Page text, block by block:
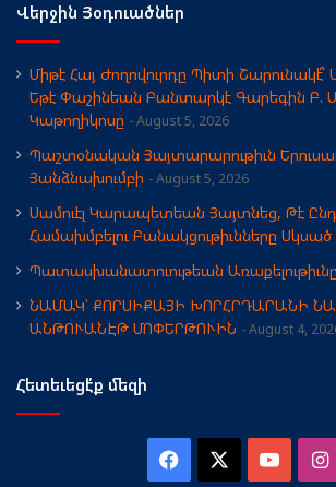
Վերջին Յօդուածներ
Միթէ Հայ Ժողովուրդը Պիտի Շարունակէ՞
Եթէ Փաշինեան Բանտարկէ Գարեգին Բ.
Կաթողիկոսը
August 5, 2026
Պաշտօնական Յայտարարութիւն
Յանձնախումբի
August 5, 2026
Սամուէլ Կարապետեան Յայտնեց, Թէ
Համախմբելու Բանակցութիւնները Սկսած
Պատասխանատուութեան Առաքելութիւնը
ՆԱՄԱԿ՝ ՔՈՐՍԻՔԱՅԻ ԽՈՐՀՐԴԱՐԱՆԻ
ԱՆԹՈՒԱՆԷԹ ՄՈՓԵՐԹՈՒԻՆ
August 4,
Հետեւեցէ՛ք մեզի
Facebook